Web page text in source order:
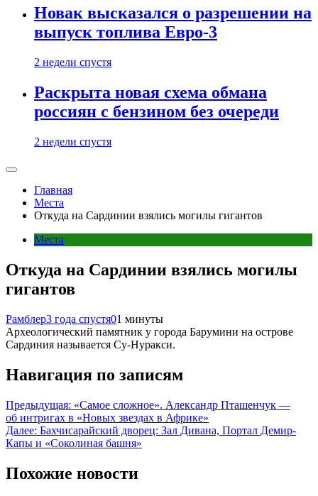
Новак высказался о разрешении на
выпуск топлива Евро-3
2 недели спустя
Раскрыта новая схема обмана
россиян с бензином без очереди
2 недели спустя
Главная
Места
Откуда на Сардинии взялись могилы гигантов
Места
Откуда на Сардинии взялись могилы
гигантов
Рамблер3 года спустя01 минуты
Археологический памятник у города Барумини на острове
Сардиния называется Су-Нуракси.
Навигация по записям
Предыдущая: «Самое сложное». Александр Пташенчук —
об интригах в «Новых звездах в Африке»
Далее: Бахчисарайский дворец: Зал Дивана, Портал Демир-
Капы и «Соколиная башня»
Похожие новости